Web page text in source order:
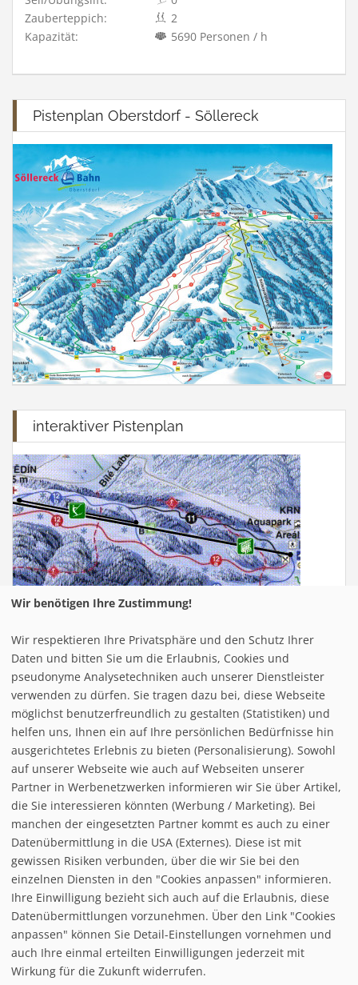
Zauberteppich:
2
Kapazität:
5690 Personen / h
Pistenplan Oberstdorf - Söllereck
interaktiver Pistenplan
Infrastuktur Oberstdorf - Söllereck
Loipe/Langlauf:
Snow tubing:
Eislaufen:
Rodelbahn:
Nachtrodeln:
Hallenbad:
follow us on facebook
Home
Datenschutzerklärung
Wir benötigen Ihre Zustimmung!
Wir respektieren Ihre Privatsphäre und den Schutz Ihrer
Daten und bitten Sie um die Erlaubnis, Cookies und
pseudonyme Analysetechniken auch unserer Dienstleister
verwenden zu dürfen. Sie tragen dazu bei, diese Webseite
möglichst benutzerfreundlich zu gestalten (Statistiken) und
helfen uns, Ihnen ein auf Ihre persönlichen Bedürfnisse hin
ausgerichtetes Erlebnis zu bieten (Personalisierung). Sowohl
auf unserer Webseite wie auch auf Webseiten unserer
Partner in Werbenetzwerken informieren wir Sie über Artikel,
die Sie interessieren könnten (Werbung / Marketing). Bei
manchen der eingesetzten Partner kommt es auch zu einer
Datenübermittlung in die USA (Externes). Diese ist mit
gewissen Risiken verbunden, über die wir Sie bei den
einzelnen Diensten in den "Cookies anpassen" informieren.
Ihre Einwilligung bezieht sich auch auf die Erlaubnis, diese
Datenübermittlungen vorzunehmen. Über den Link "Cookies
anpassen" können Sie Detail-Einstellungen vornehmen und
auch Ihre einmal erteilten Einwilligungen jederzeit mit
Wirkung für die Zukunft widerrufen.